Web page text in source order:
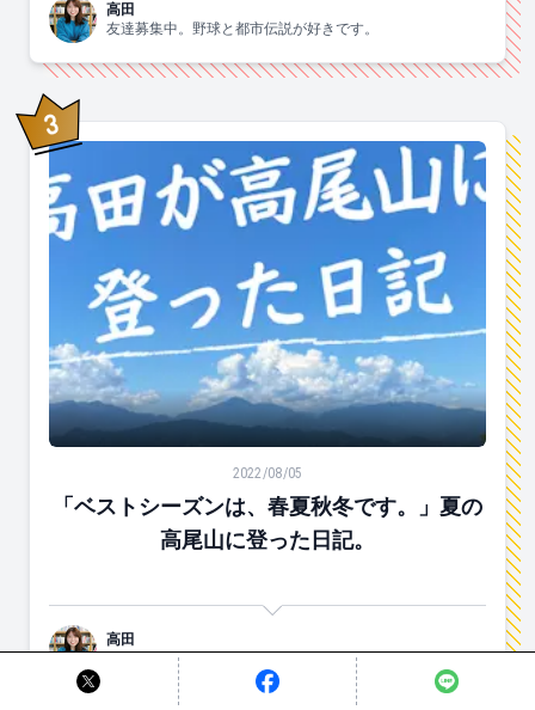
高田
友達募集中。野球と都市伝説が好きです。
3位
「ベストシーズンは、春夏秋冬です。」夏の高尾山に登
2022/08/05
「ベストシーズンは、春夏秋冬です。」夏の
高尾山に登った日記。
高田
友達募集中。野球と都市伝説が好きです。